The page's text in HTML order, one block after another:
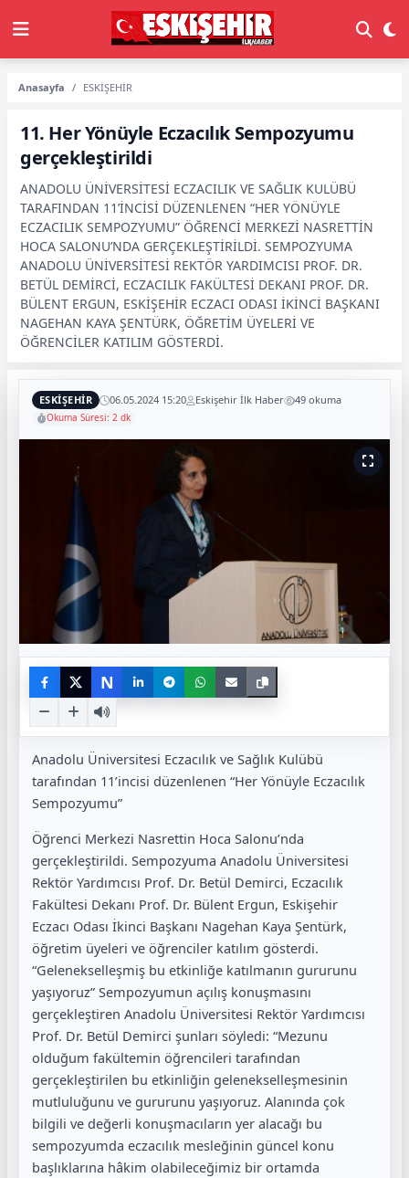
Anasayfa ESKİŞEHİR
11. Her Yönüyle Eczacılık Sempozyumu
gerçekleştirildi
ANADOLU ÜNİVERSİTESİ ECZACILIK VE SAĞLIK KULÜBÜ
TARAFINDAN 11’İNCİSİ DÜZENLENEN “HER YÖNÜYLE
ECZACILIK SEMPOZYUMU” ÖĞRENCİ MERKEZİ NASRETTİN
HOCA SALONU’NDA GERÇEKLEŞTİRİLDİ. SEMPOZYUMA
ANADOLU ÜNİVERSİTESİ REKTÖR YARDIMCISI PROF. DR.
BETÜL DEMİRCİ, ECZACILIK FAKÜLTESİ DEKANI PROF. DR.
BÜLENT ERGUN, ESKİŞEHİR ECZACI ODASI İKİNCİ BAŞKANI
NAGEHAN KAYA ŞENTÜRK, ÖĞRETİM ÜYELERİ VE
ÖĞRENCİLER KATILIM GÖSTERDİ.
ESKİŞEHİR 06.05.2024 15:20 Eskişehir İlk Haber 49 okuma
Okuma Süresi: 2 dk
N
Anadolu Üniversitesi Eczacılık ve Sağlık Kulübü
tarafından 11’incisi düzenlenen “Her Yönüyle Eczacılık
Sempozyumu”
Öğrenci Merkezi Nasrettin Hoca Salonu’nda
gerçekleştirildi. Sempozyuma Anadolu Üniversitesi
Rektör Yardımcısı Prof. Dr. Betül Demirci, Eczacılık
Fakültesi Dekanı Prof. Dr. Bülent Ergun, Eskişehir
Eczacı Odası İkinci Başkanı Nagehan Kaya Şentürk,
öğretim üyeleri ve öğrenciler katılım gösterdi.
“Gelenekselleşmiş bu etkinliğe katılmanın gururunu
yaşıyoruz” Sempozyumun açılış konuşmasını
gerçekleştiren Anadolu Üniversitesi Rektör Yardımcısı
Prof. Dr. Betül Demirci şunları söyledi: “Mezunu
olduğum fakültemin öğrencileri tarafından
gerçekleştirilen bu etkinliğin gelenekselleşmesinin
mutluluğunu ve gururunu yaşıyoruz. Alanında çok
bilgili ve değerli konuşmacıların yer alacağı bu
sempozyumda eczacılık mesleğinin güncel konu
başlıklarına hâkim olabileceğimiz bir ortamda